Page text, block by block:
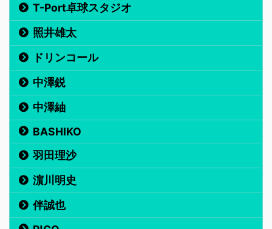
T-Port卓球スタジオ
照井雄太
ドリンコール
中澤鋭
中澤紬
BASHIKO
羽田理沙
濵川明史
伴誠也